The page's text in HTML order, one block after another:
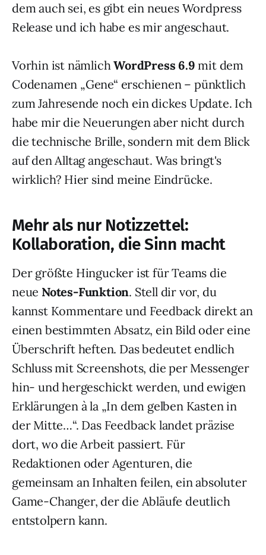
dem auch sei, es gibt ein neues Wordpress
Release und ich habe es mir angeschaut.
Vorhin ist nämlichWordPress 6.9 mit dem
Codenamen „Gene“ erschienen – pünktlich
zum Jahresende noch ein dickes Update. Ich
habe mir die Neuerungen aber nicht durch
die technische Brille, sondern mit dem Blick
auf den Alltag angeschaut. Was bringt's
wirklich? Hier sind meine Eindrücke.
Mehr als nur Notizzettel:
Kollaboration, die Sinn macht
Der größte Hingucker ist für Teams die
neue Notes-Funktion. Stell dir vor, du
kannst Kommentare und Feedback direkt an
einen bestimmten Absatz, ein Bild oder eine
Überschrift heften. Das bedeutet endlich
Schluss mit Screenshots, die per Messenger
hin- und hergeschickt werden, und ewigen
Erklärungen à la „In dem gelben Kasten in
der Mitte…“. Das Feedback landet präzise
dort, wo die Arbeit passiert. Für
Redaktionen oder Agenturen, die
gemeinsam an Inhalten feilen, ein absoluter
Game-Changer, der die Abläufe deutlich
entstolpern kann.